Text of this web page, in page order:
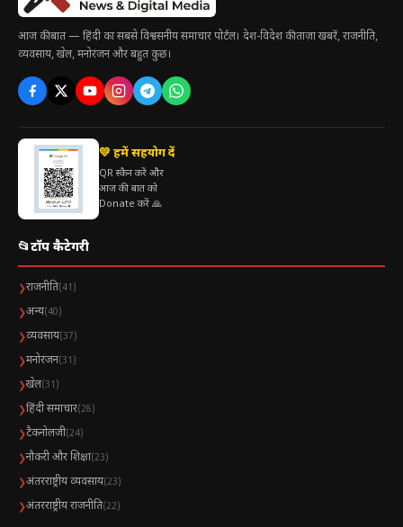
सोशल मीडिया पर तेज प्रतिक्रिया
सीमावर्ती इलाकों में संदेश का असर
आज की बात — हिंदी का सबसे विश्वसनीय समाचार पोर्टल। देश-विदेश की ताज़ा खबरें, राजनीति,
व्यवसाय, खेल, मनोरंजन और बहुत कुछ।
💛 हमें सहयोग दें
QR स्कैन करें और
आज की बात को
Donate करें 🙏
📂टॉप कैटेगरी
❯राजनीति(41)
❯अन्य(40)
❯व्यवसाय(37)
❯मनोरंजन(31)
❯खेल(31)
❯हिंदी समाचार(28)
❯टैकनोलजी(24)
❯नौकरी और शिक्षा(23)
❯अंतरराष्ट्रीय व्यवसाय(23)
❯अंतरराष्ट्रीय राजनीति(22)